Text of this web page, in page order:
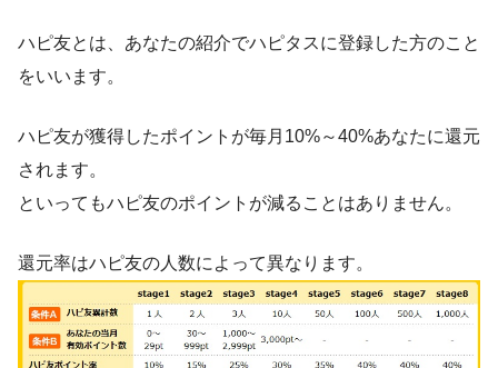
ハピ友とは、あなたの紹介でハピタスに登録した方のこと
をいいます。
ハピ友が獲得したポイントが毎月10%～40%あなたに還元
されます。
といってもハピ友のポイントが減ることはありません。
還元率はハピ友の人数によって異なります。